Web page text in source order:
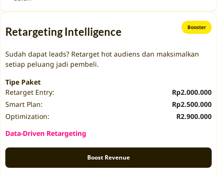
Retargeting Intelligence Booster
Sudah dapat leads? Retarget hot audiens dan maksimalkan
setiap peluang jadi pembeli.
Tipe Paket
Retarget Entry:
Rp2.000.000
Smart Plan:
Rp2.500.000
Optimization:
R2.900.000
Data-Driven Retargeting
Boost Revenue